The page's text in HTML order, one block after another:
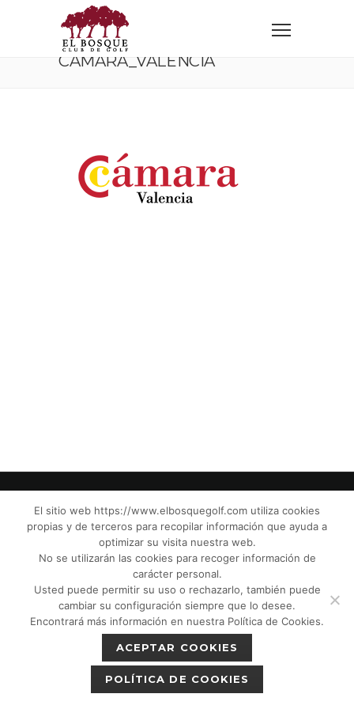
Home TIC CAMARAS
CAMARA_VALENCIA
© El Bosque Golf Club |Legal Notice|
Privacy Policy|Cookies Policy|Política de
devoluciones|Tic Camaras
Protection CPM”|
El sitio web https://www.elbosquegolf.com utiliza cookies
propias y de terceros para recopilar información que ayuda a
optimizar su visita nuestra web.
No se utilizarán las cookies para recoger información de
carácter personal.
Usted puede permitir su uso o rechazarlo, también puede
cambiar su configuración siempre que lo desee.
Encontrará más información en nuestra Política de Cookies.
ACEPTAR COOKIES
POLÍTICA DE COOKIES